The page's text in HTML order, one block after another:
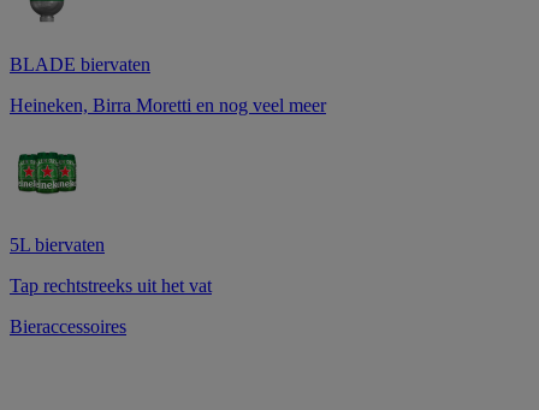
BLADE biervaten
Heineken, Birra Moretti en nog veel meer
5L biervaten
Tap rechtstreeks uit het vat
Bieraccessoires